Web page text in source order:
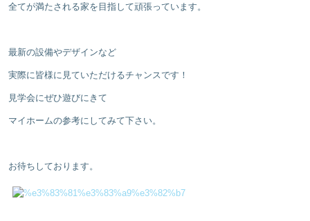
全てが満たされる家を目指して頑張っています。
最新の設備やデザインなど
実際に皆様に見ていただけるチャンスです！
見学会にぜひ遊びにきて
マイホームの参考にしてみて下さい。
お待ちしております。